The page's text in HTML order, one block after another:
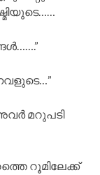
മറുപടി
റൂമിലേക്ക്‌